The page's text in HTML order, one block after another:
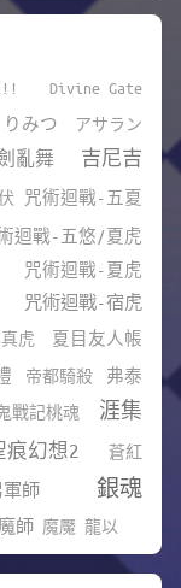
Divine Gate
りみつ
アサラン
亂舞 吉尼吉
咒術迴戰-五夏
迴戰-五悠/夏虎
咒術迴戰-夏虎
咒術迴戰-宿虎
虎
夏目友人帳
帝都騎殺
弗泰
戰記桃魂 涯集
痕幻想2
蒼紅
師 銀魂
師 魔魘 龍以